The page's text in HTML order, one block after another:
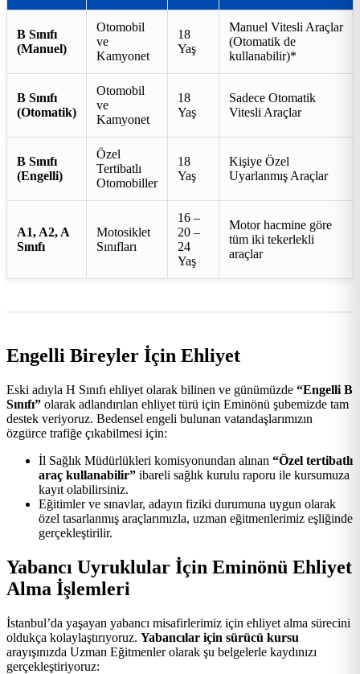
B Sınıfı
(Manuel)
Otomobil
ve
Kamyonet
18
Yaş
Manuel Vitesli Araçlar
(Otomatik de
kullanabilir)*
B Sınıfı
(Otomatik)
Otomobil
ve
Kamyonet
18
Yaş
Sadece Otomatik
Vitesli Araçlar
B Sınıfı
(Engelli)
Özel
Tertibatlı
Otomobiller
18
Yaş
Kişiye Özel
Uyarlanmış Araçlar
A1, A2, A
Sınıfı
Motosiklet
Sınıfları
16 –
20 –
24
Yaş
Motor hacmine göre
tüm iki tekerlekli
araçlar
Engelli Bireyler İçin Ehliyet
Eski adıyla H Sınıfı ehliyet olarak bilinen ve günümüzde “Engelli B
Sınıfı” olarak adlandırılan ehliyet türü için Eminönü şubemizde tam
destek veriyoruz. Bedensel engeli bulunan vatandaşlarımızın
özgürce trafiğe çıkabilmesi için:
İl Sağlık Müdürlükleri komisyonundan alınan “Özel tertibatlı
araç kullanabilir” ibareli sağlık kurulu raporu ile kursumuza
kayıt olabilirsiniz.
Eğitimler ve sınavlar, adayın fiziki durumuna uygun olarak
özel tasarlanmış araçlarımızla, uzman eğitmenlerimiz eşliğinde
gerçekleştirilir.
Yabancı Uyruklular İçin Eminönü Ehliyet
Alma İşlemleri
İstanbul’da yaşayan yabancı misafirlerimiz için ehliyet alma sürecini
oldukça kolaylaştırıyoruz. Yabancılar için sürücü kursu
arayışınızda Uzman Eğitmenler olarak şu belgelerle kaydınızı
gerçekleştiriyoruz: